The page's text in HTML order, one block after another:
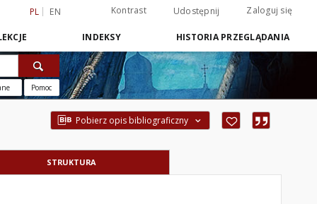
PL EN Kontrast Udostępnij Zaloguj się
INDEKSY HISTORIA PRZEGLĄDANIA
Pomoc
Pobierz opis bibliograficzny
STRUKTURA